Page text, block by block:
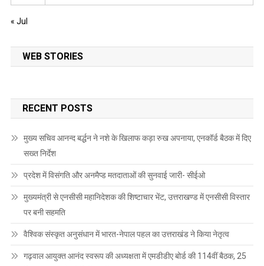
« Jul
WEB STORIES
RECENT POSTS
मुख्य सचिव आनन्द बर्द्धन ने नशे के खिलाफ कड़ा रुख अपनाया, एनकॉर्ड बैठक में दिए
सख्त निर्देश
प्रदेश में विसंगति और अनमैप्ड मतदाताओं की सुनवाई जारी- सीईओ
मुख्यमंत्री से एनसीसी महानिदेशक की शिष्टाचार भेंट, उत्तराखण्ड में एनसीसी विस्तार
पर बनी सहमति
वैश्विक संस्कृत अनुसंधान में भारत-नेपाल पहल का उत्तराखंड ने किया नेतृत्व
गढ़वाल आयुक्त आनंद स्वरूप की अध्यक्षता में एमडीडीए बोर्ड की 114वीं बैठक, 25